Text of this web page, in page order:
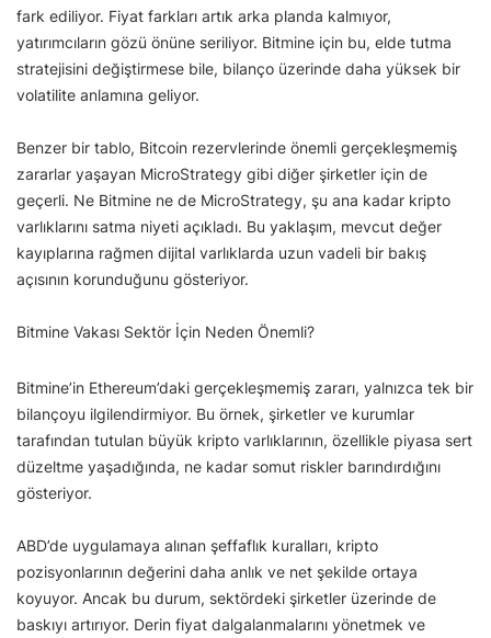
fark ediliyor. Fiyat farkları artık arka planda kalmıyor,
yatırımcıların gözü önüne seriliyor. Bitmine için bu, elde tutma
stratejisini değiştirmese bile, bilanço üzerinde daha yüksek bir
volatilite anlamına geliyor.
Benzer bir tablo, Bitcoin rezervlerinde önemli gerçekleşmemiş
zararlar yaşayan MicroStrategy gibi diğer şirketler için de
geçerli. Ne Bitmine ne de MicroStrategy, şu ana kadar kripto
varlıklarını satma niyeti açıkladı. Bu yaklaşım, mevcut değer
kayıplarına rağmen dijital varlıklarda uzun vadeli bir bakış
açısının korunduğunu gösteriyor.
Bitmine Vakası Sektör İçin Neden Önemli?
Bitmine’in Ethereum’daki gerçekleşmemiş zararı, yalnızca tek bir
bilançoyu ilgilendirmiyor. Bu örnek, şirketler ve kurumlar
tarafından tutulan büyük kripto varlıklarının, özellikle piyasa sert
düzeltme yaşadığında, ne kadar somut riskler barındırdığını
gösteriyor.
ABD’de uygulamaya alınan şeffaflık kuralları, kripto
pozisyonlarının değerini daha anlık ve net şekilde ortaya
koyuyor. Ancak bu durum, sektördeki şirketler üzerinde de
baskıyı artırıyor. Derin fiyat dalgalanmalarını yönetmek ve